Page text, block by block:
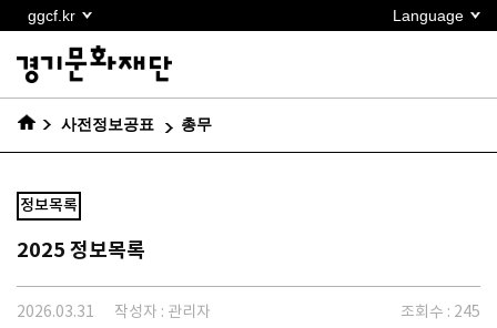
바로가기
ggcf.kr Language
사전정보공표 총무
정보목록
2025 정보목록
2026.03.31 작성자 : 관리자 조회수 : 245